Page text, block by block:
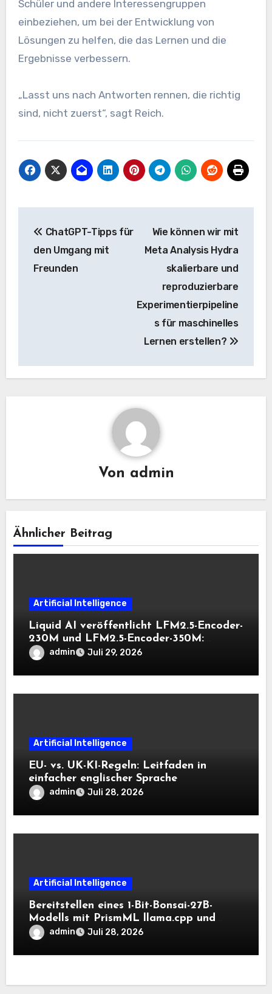
Schüler und andere Interessengruppen
einbeziehen, um bei der Entwicklung von
Lösungen zu helfen, die das Lernen und die
Ergebnisse verbessern.
„Lasst uns nach Antworten rennen, die richtig
sind, nicht zuerst“, sagt Reich.
Navigation
ChatGPT-Tipps für
den Umgang mit
Freunden
Wie können wir mit
Meta Analysis Hydra
skalierbare und
reproduzierbare
Experimentierpipeline
s für maschinelles
Lernen erstellen?
Von admin
Ähnlicher Beitrag
Artificial Intelligence
Liquid AI veröffentlicht LFM2.5-Encoder-
230M und LFM2.5-Encoder-350M:
Bidirektionale Encoder, die bei 8K-
Kontext auf der CPU schnell bleiben
admin Juli 29, 2026
Artificial Intelligence
EU- vs. UK-KI-Regeln: Leitfaden in
einfacher englischer Sprache
admin Juli 28, 2026
Artificial Intelligence
Bereitstellen eines 1-Bit-Bonsai-27B-
Modells mit PrismML llama.cpp und
OpenAI-kompatiblen lokalen Inferenz-
Workflows
admin Juli 28, 2026